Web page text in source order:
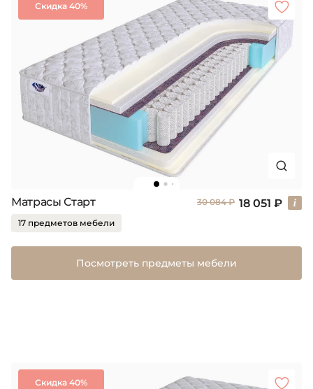
Скидка 40%
Матрасы Старт 30 084 ₽ 18 051 ₽
17 предметов мебели
Посмотреть предметы мебели
Скидка 40%